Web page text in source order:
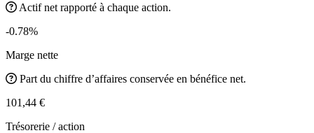
Actif net rapporté à chaque action.
-0.78%
Marge nette
Part du chiffre d’affaires conservée en bénéfice net.
101,44 €
Trésorerie / action